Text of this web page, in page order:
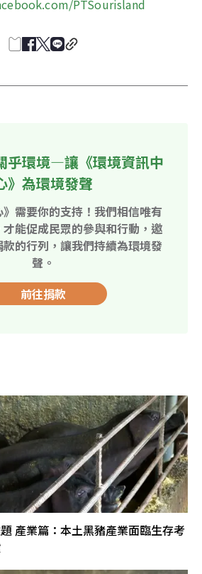
PTSourisland
乎環境—讓《環境資訊中
》為環境發聲
》需要你的支持！我們相信唯有
能促成民眾的參與和行動，邀
的行列，讓我們持續為環境發
聲。
前往捐款
產業篇：本土黑豬產業面臨生存考